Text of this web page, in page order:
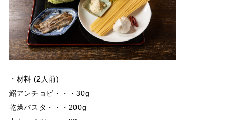
・材料 (2人前)
鰯アンチョビ・・・30g
乾燥パスタ・・・200g